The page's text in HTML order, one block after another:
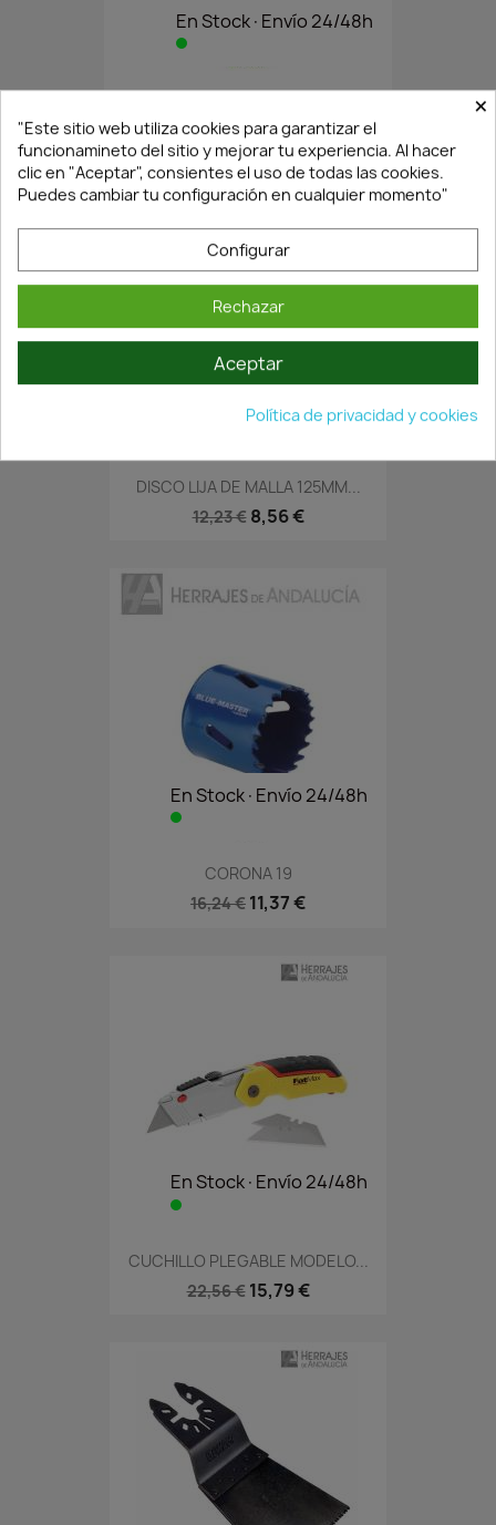
En Stock·Envío 24/48h
50,46 € 35,32 €
¡Últimas Unidades!
DISCO LIJA DE MALLA 125MM...
12,23 € 8,56 €
En Stock·Envío 24/48h
CORONA 19
16,24 € 11,37 €
En Stock·Envío 24/48h
CUCHILLO PLEGABLE MODELO...
22,56 € 15,79 €
×
"Este sitio web utiliza cookies para garantizar el
funcionamineto del sitio y mejorar tu experiencia. Al hacer
clic en "Aceptar", consientes el uso de todas las cookies.
Puedes cambiar tu configuración en cualquier momento"
Configurar
Rechazar
Aceptar
Política de privacidad y cookies